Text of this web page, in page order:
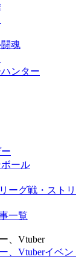
魂
ンター
ボール
ーグ戦・スト
一覧
、Vtuber
、Vtuberイベ